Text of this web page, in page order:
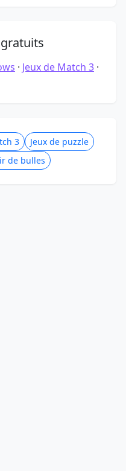
· Jeux de Match 3 ·
3
Jeux de puzzle
de bulles